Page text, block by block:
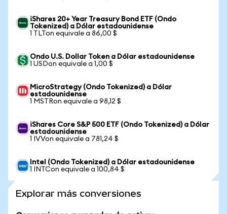
iShares 20+ Year Treasury Bond ETF (Ondo
Tokenized) a Dólar estadounidense
1 TLTon equivale a 86,00 $
Ondo U.S. Dollar Token a Dólar estadounidense
1 USDon equivale a 1,00 $
MicroStrategy (Ondo Tokenized) a Dólar
estadounidense
1 MSTRon equivale a 98,12 $
iShares Core S&P 500 ETF (Ondo Tokenized) a Dólar
estadounidense
1 IVVon equivale a 781,24 $
Intel (Ondo Tokenized) a Dólar estadounidense
1 INTCon equivale a 100,84 $
Explorar más conversiones